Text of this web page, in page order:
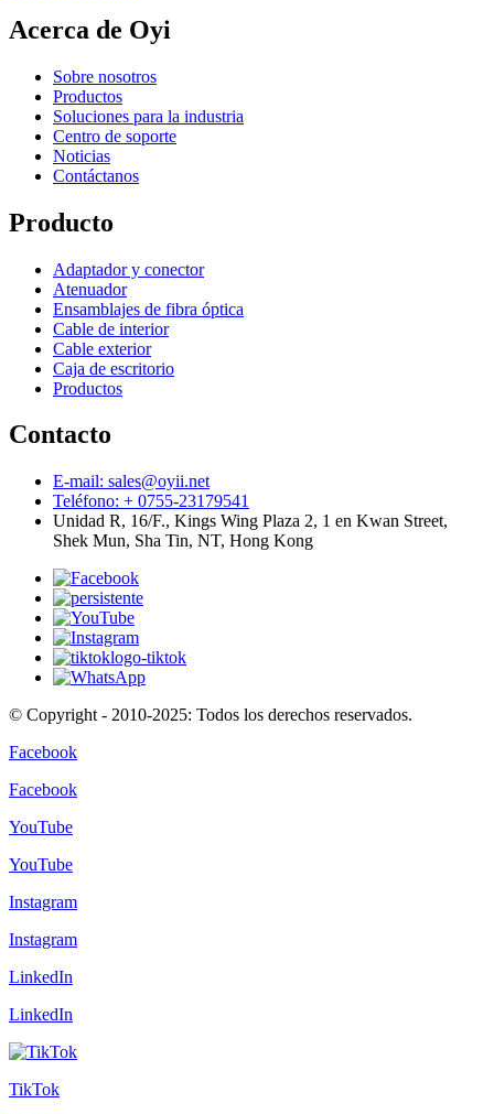
Acerca de Oyi
Sobre nosotros
Productos
Soluciones para la industria
Centro de soporte
Noticias
Contáctanos
Producto
Adaptador y conector
Atenuador
Ensamblajes de fibra óptica
Cable de interior
Cable exterior
Caja de escritorio
Productos
Contacto
E-mail: sales@oyii.net
Teléfono: + 0755-23179541
Unidad R, 16/F., Kings Wing Plaza 2, 1 en Kwan Street,
Shek Mun, Sha Tin, NT, Hong Kong
© Copyright - 2010-2025: Todos los derechos reservados.
Facebook
Facebook
YouTube
YouTube
Instagram
Instagram
LinkedIn
LinkedIn
TikTok